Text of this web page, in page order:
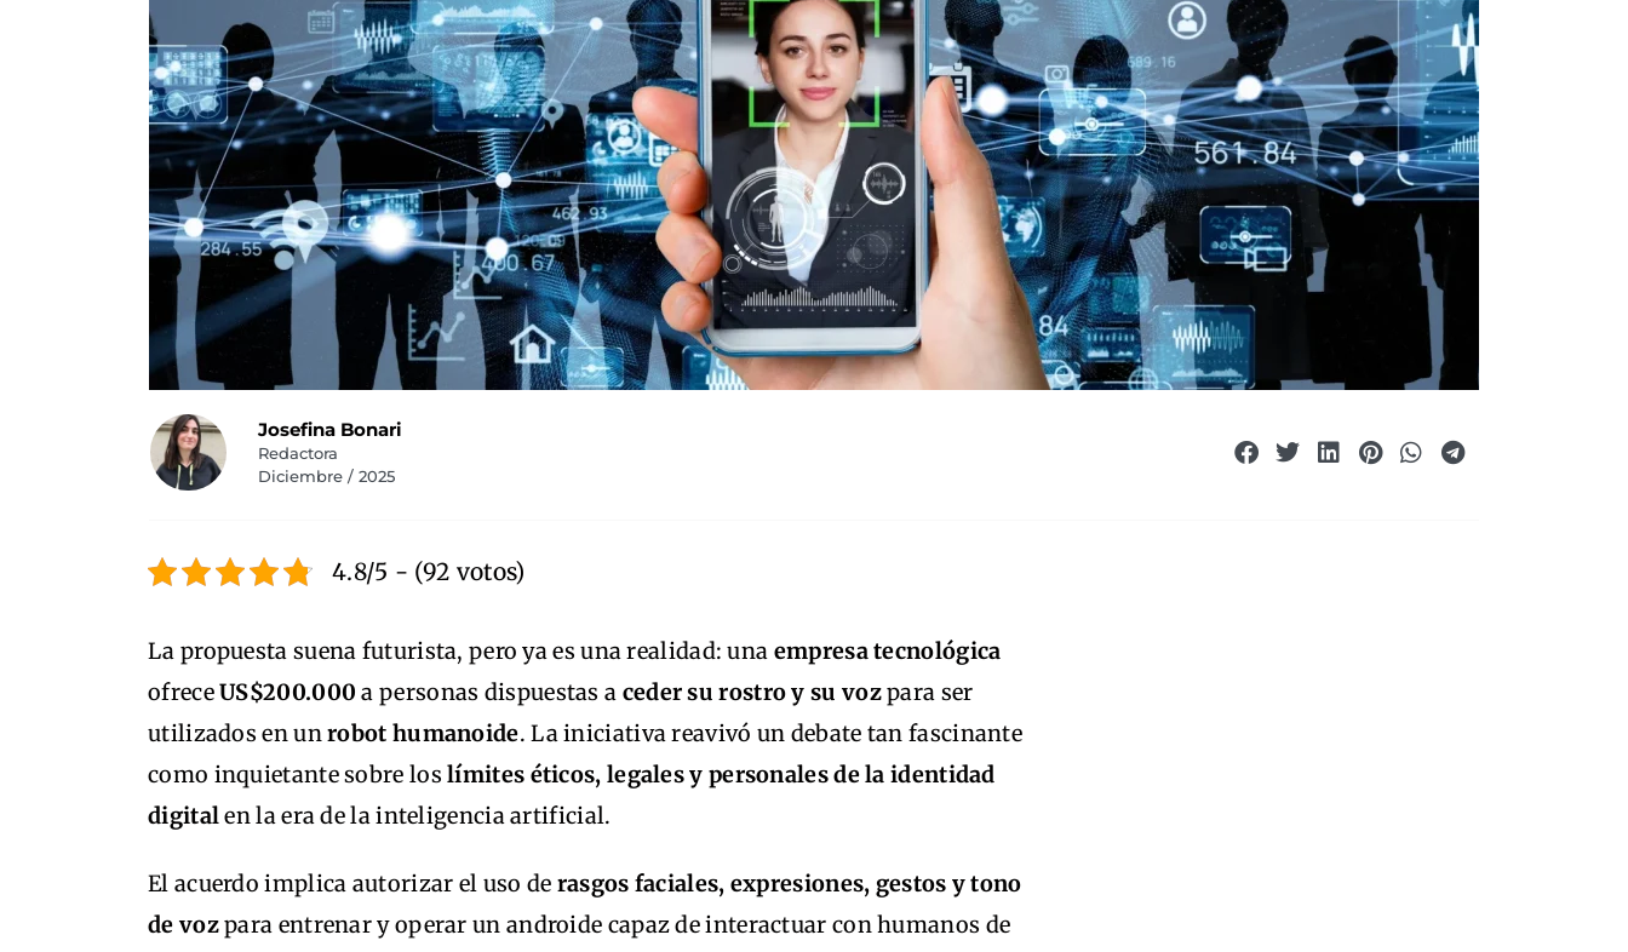
Josefina Bonari
Redactora
Diciembre / 2025
4.8/5 - (92 votos)
La propuesta suena futurista, pero ya es una realidad: una empresa tecnológica
ofreceUS$200.000 a personas dispuestas a ceder su rostro y su vozpara ser
utilizados en unrobot humanoide. La iniciativa reavivó un debate tan fascinante
como inquietante sobre loslímites éticos, legales y personales de la identidad
digitalen la era de la inteligencia artificial.
El acuerdo implica autorizar el uso de rasgos faciales, expresiones, gestos y tono
de vozpara entrenar y operar un androide capaz de interactuar con humanos de